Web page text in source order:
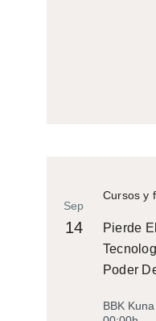
Cursos y
Sep
14
Pierde
Poder
BBK Kuna